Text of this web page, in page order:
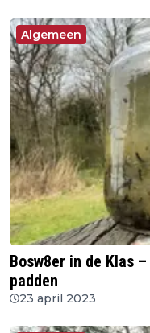
Algemeen
Bosw8er in de Klas
padden
23 april 2023